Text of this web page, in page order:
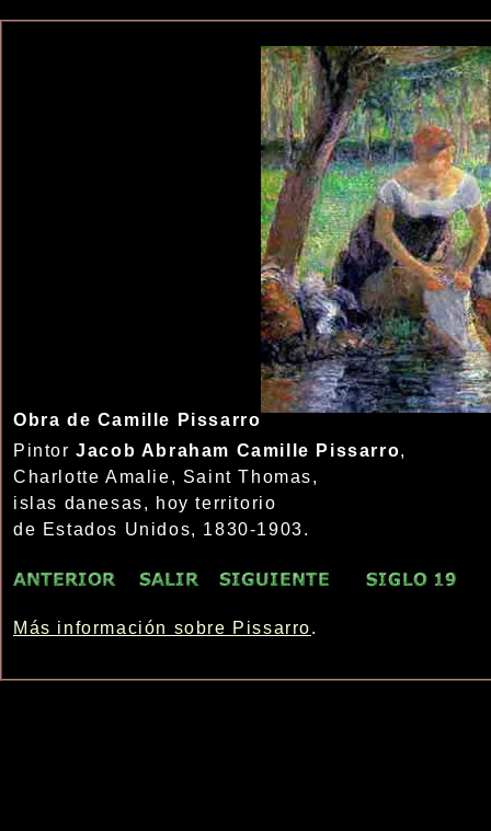
Obra de Camille Pissarro
PintorJacob Abraham Camille Pissarro,
Charlotte Amalie, Saint Thomas,
islas danesas, hoy territorio
de Estados Unidos, 1830-1903.
Más información sobre Pissarro.